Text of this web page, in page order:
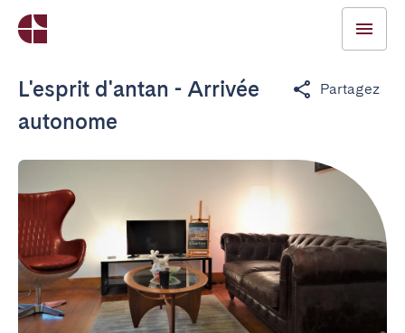
L'esprit d'antan - Arrivée
autonome
Partagez